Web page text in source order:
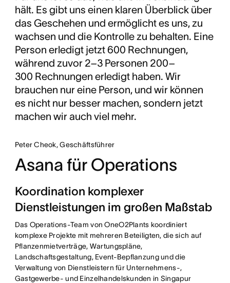
manuellen Koordinationin allen Abteilungen.
hält. Es gibt uns einen klaren Überblick über
das Geschehen und ermöglicht es uns, zu
wachsen und die Kontrolle zu behalten. Eine
Person erledigt jetzt 600 Rechnungen,
während zuvor 2–3 Personen 200–
300 Rechnungen erledigt haben. Wir
brauchen nur eine Person, und wir können
es nicht nur besser machen, sondern jetzt
machen wir auch viel mehr.
Peter Cheok, Geschäftsführer
Asana für Operations
Koordination komplexer
Dienstleistungen im großen Maßstab
Das Operations-Team von OneO2Plants koordiniert
komplexe Projekte mit mehreren Beteiligten, die sich auf
Pflanzenmietverträge, Wartungspläne,
Landschaftsgestaltung, Event-Bepflanzung und die
Verwaltung von Dienstleistern für Unternehmens-,
Gastgewerbe- und Einzelhandelskunden in Singapur